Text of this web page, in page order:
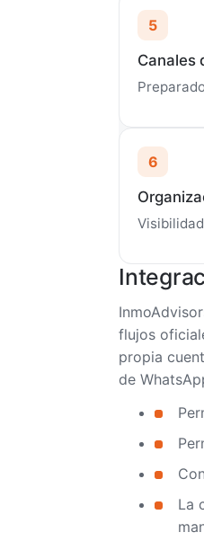
5
Canales
6
flujos
propia
de
La